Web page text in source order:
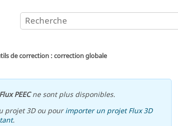
de correction : correction globale
Flux PEECne sont plus disponibles.
projet 3D ou pourimporter un projet Flux 3D
.